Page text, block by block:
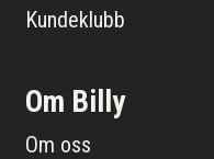
Kundeklubb
Om Billy
Om oss